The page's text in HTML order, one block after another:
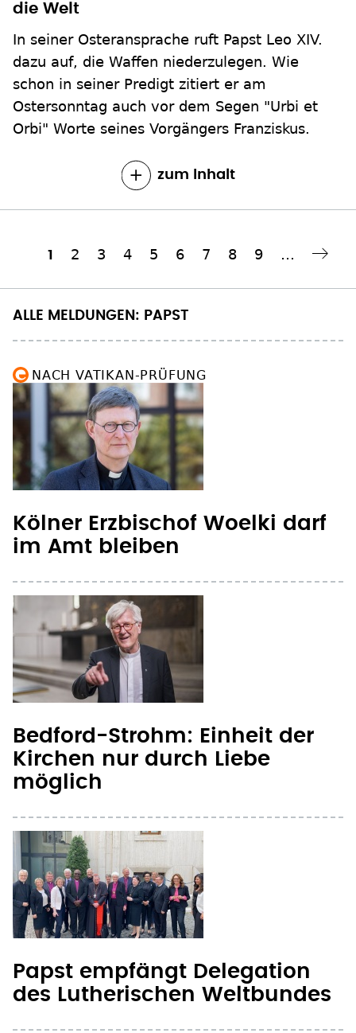
die Welt
In seiner Osteransprache ruft Papst Leo XIV.
dazu auf, die Waffen niederzulegen. Wie
schon in seiner Predigt zitiert er am
Ostersonntag auch vor dem Segen "Urbi et
Orbi" Worte seines Vorgängers Franziskus.
zum Inhalt
Aktuelle
1 Seite
2 Seite
3 Seite
4 Seite
5 Seite
6 Seite
7 Seite
8 Seite
9 …
Nächste Seite
ALLE MELDUNGEN: PAPST
NACH VATIKAN-PRÜFUNG
Kölner Erzbischof Woelki darf
im Amt bleiben
Bedford-Strohm: Einheit der
Kirchen nur durch Liebe
möglich
Papst empfängt Delegation
des Lutherischen Weltbundes